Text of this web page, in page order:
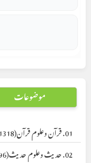
موضوعات
01. قرآن وعلوم قرآن
(1318)
02. حدیث وعلوم حدیث
(496)